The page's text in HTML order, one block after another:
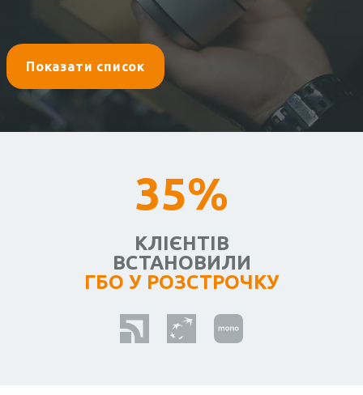
Показати список
35%
КЛІЄНТІВ
ВСТАНОВИЛИ
ГБО У РОЗСТРОЧКУ